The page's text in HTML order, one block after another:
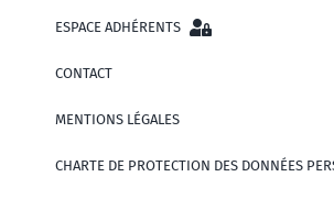
ESPACE ADHÉRENTS
CONTACT
MENTIONS LÉGALES
CHARTE DE PROTECTION DES DONNÉES